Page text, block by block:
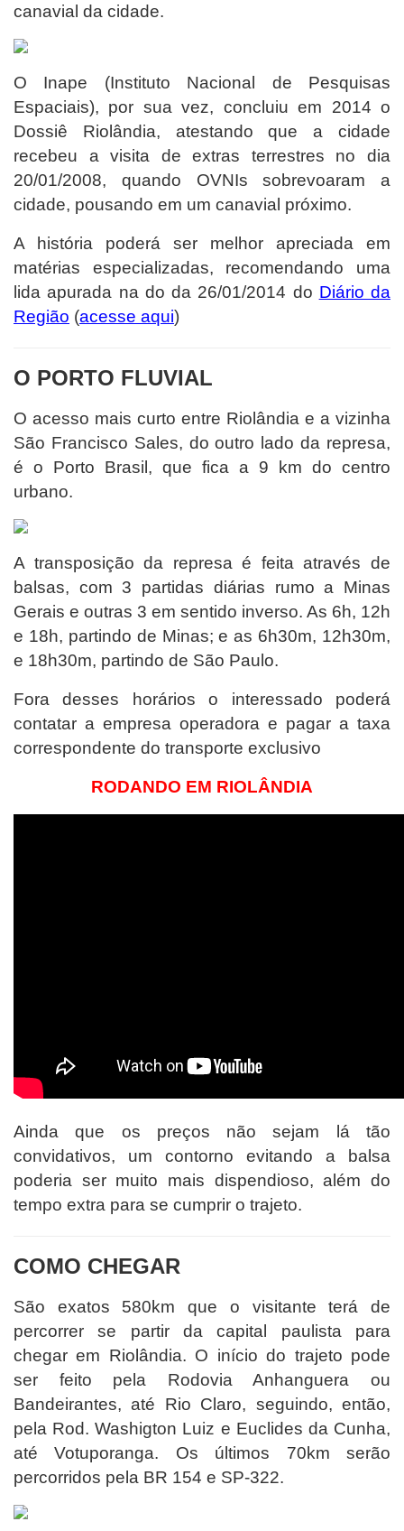
canavial da cidade.
O Inape (Instituto Nacional de Pesquisas
Espaciais), por sua vez, concluiu em 2014 o
Dossiê Riolândia, atestando que a cidade
recebeu a visita de extras terrestres no dia
20/01/2008, quando OVNIs sobrevoaram a
cidade, pousando em um canavial próximo.
A história poderá ser melhor apreciada em
matérias especializadas, recomendando uma
lida apurada na do da 26/01/2014 do Diário da
Região (acesse aqui)
O PORTO FLUVIAL
O acesso mais curto entre Riolândia e a vizinha
São Francisco Sales, do outro lado da represa,
é o Porto Brasil, que fica a 9 km do centro
urbano.
A transposição da represa é feita através de
balsas, com 3 partidas diárias rumo a Minas
Gerais e outras 3 em sentido inverso. As 6h, 12h
e 18h, partindo de Minas; e as 6h30m, 12h30m,
e 18h30m, partindo de São Paulo.
Fora desses horários o interessado poderá
contatar a empresa operadora e pagar a taxa
correspondente do transporte exclusivo
RODANDO EM RIOLÂNDIA
Ainda que os preços não sejam lá tão
convidativos, um contorno evitando a balsa
poderia ser muito mais dispendioso, além do
tempo extra para se cumprir o trajeto.
COMO CHEGAR
São exatos 580km que o visitante terá de
percorrer se partir da capital paulista para
chegar em Riolândia. O início do trajeto pode
ser feito pela Rodovia Anhanguera ou
Bandeirantes, até Rio Claro, seguindo, então,
pela Rod. Washigton Luiz e Euclides da Cunha,
até Votuporanga. Os últimos 70km serão
percorridos pela BR 154 e SP-322.